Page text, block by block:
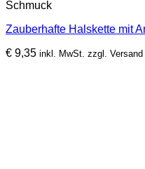
Schmuck
Zauberhafte Halskette mit
€ 9,35 inkl. MwSt. zzgl. Versand